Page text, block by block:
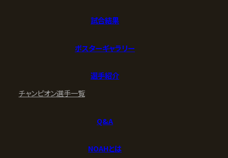
試合結果
ポスターギャラリー
選手紹介
チャンピオン選手一覧
Q&A
NOAHとは